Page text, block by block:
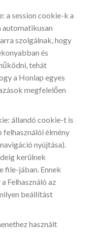
a session cookie-k a
automatikusan
szolgálnak, hogy
és
tehát
a Honlap egyes
megfelelően
állandó cookie-t is
felhasználói élmény
nyújtása).
kerülnek
file-jában. Ennek
Felhasználó az
beállítást
használt